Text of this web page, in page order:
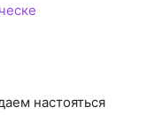
настояться